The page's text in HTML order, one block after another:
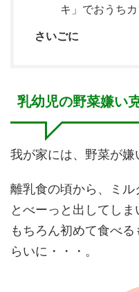
キ」でおうち
さいごに
乳幼児の野菜嫌い
我が家には、野菜が嫌
離乳食の頃から、ミ
とべーっと出してしま
もちろん初めて食べ
らいに・・・。